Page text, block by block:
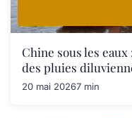
Chine sous les
des pluies
20 mai 20267 min